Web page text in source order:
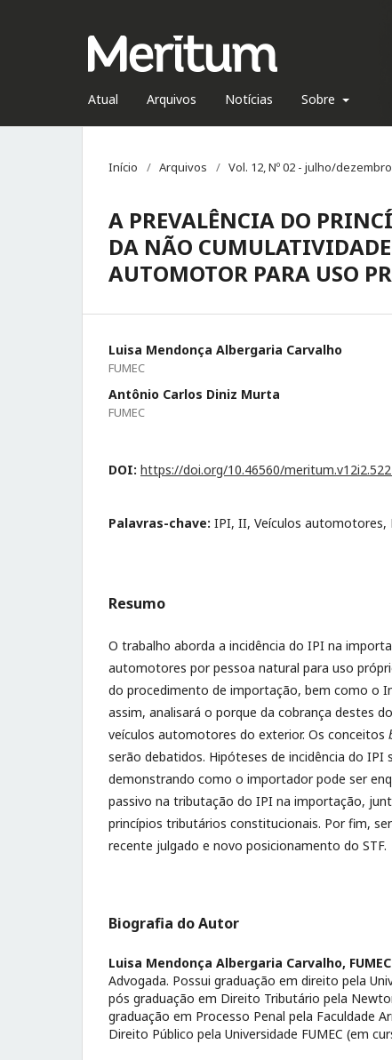
Atual Arquivos Notícias Sobre
Início / Arquivos / Vol. 12, Nº 02 - julho/
A PREVALÊNCIA DO
DA NÃO
AUTOMOTOR PARA USO
Luisa Mendonça Albergaria Carvalho
FUMEC
Antônio Carlos Diniz Murta
FUMEC
DOI: https://doi.org/10.46560/
Palavras-chave: IPI, II, Veículos automotores,
Resumo
O trabalho aborda a incidência do IPI na
automotores por pessoa natural para uso
do procedimento de importação, bem como o
assim, analisará o porque da cobrança destes
veículos automotores do exterior. Os conceitos
serão debatidos. Hipóteses de incidência do IPI
demonstrando como o importador pode ser
passivo na tributação do IPI na importação,
princípios tributários constitucionais. Por fim,
recente julgado e novo posicionamento do STF.
Biografia do Autor
Luisa Mendonça Albergaria Carvalho, FUMEC
Advogada. Possui graduação em direito pela
pós graduação em Direito Tributário pela
graduação em Processo Penal pela Faculdade
Direito Público pela Universidade FUMEC (em